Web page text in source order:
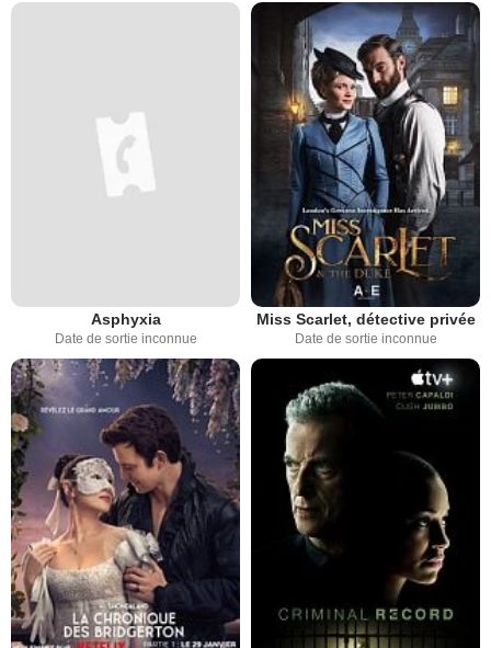
Asphyxia
Date de sortie inconnue
Miss Scarlet, détective privée
Date de sortie inconnue